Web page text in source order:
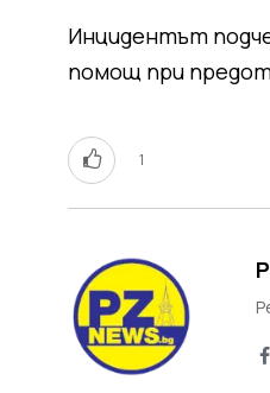
Инцидентът
помощ при
1